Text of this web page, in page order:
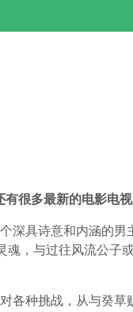
很多最新的电影电视
深具诗意和内涵的男
魂，与过往风流公子
各种挑战，从与癸草